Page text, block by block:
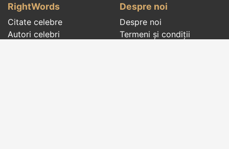
RightWords
Citate celebre
Autori celebri
Despre noi
Despre noi
Termeni și condiții